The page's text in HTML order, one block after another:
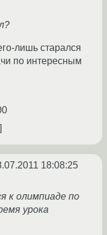
лишь старался
по интересным
18:08:25
к олимпиаде по
урока